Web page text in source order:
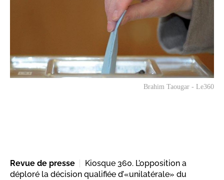
Brahim Taougar - Le360
Revue de presse
Kiosque 360. L’opposition a
déploré la décision qualifiée d’«unilatérale» du